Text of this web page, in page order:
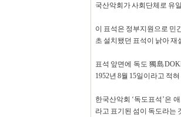
국산악회가 사회단체로 유
이 표석은 정부지원으로 민
초 설치됐던 표석이 낡아 재
표석 앞면에 독도 獨島
1952년 8월 15일이라고 적혀
한국산악회 ‘독도표석’은
라고 표기된 섬이 독도라는